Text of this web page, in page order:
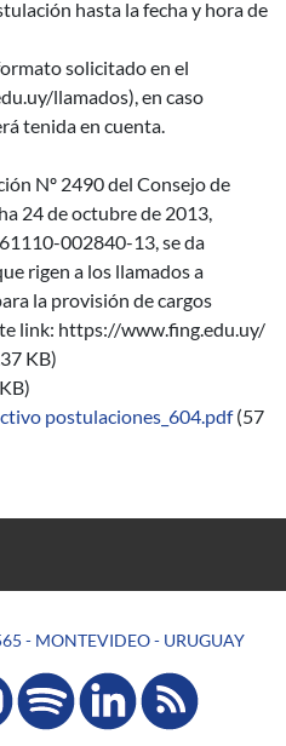
hasta la fecha y hora de
solicitado en el
llamados), en caso
tenida en cuenta.
Nº 2490 del Consejo de
24 de octubre de 2013,
002840-13, se da
rigen a los llamados a
la provisión de cargos
link: https://www.fing.edu.uy/
KB)
postulaciones_604.pdf (57
- MONTEVIDEO - URUGUAY